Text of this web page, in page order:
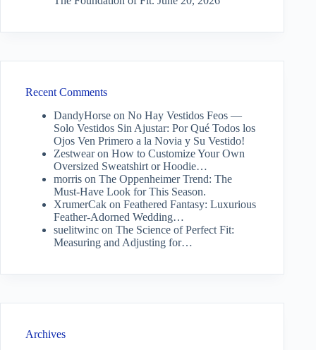
Recent Comments
DandyHorse on No Hay Vestidos Feos —
Solo Vestidos Sin Ajustar: Por Qué Todos los
Ojos Ven Primero a la Novia y Su Vestido!
Zestwearon How to Customize Your Own
Oversized Sweatshirt or Hoodie…
morris on The Oppenheimer Trend: The
Must-Have Look for This Season.
XrumerCak on Feathered Fantasy: Luxurious
Feather-Adorned Wedding…
suelitwinc on The Science of Perfect Fit:
Measuring and Adjusting for…
Archives